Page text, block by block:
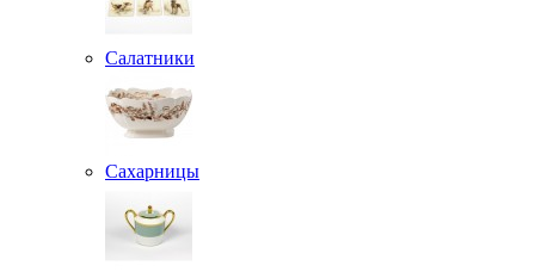
Салатники
Сахарницы